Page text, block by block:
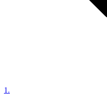
1 .